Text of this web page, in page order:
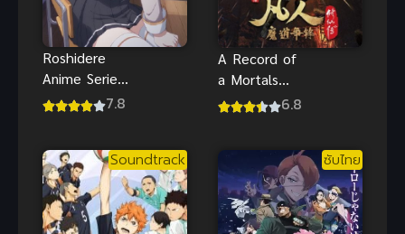
Roshidere
Anime Series
คุณอาเรียโต๊ะ
ภาพHD
7.8
A Record of
a Mortals
Journey to6.8
Soundtrack ซับไทย